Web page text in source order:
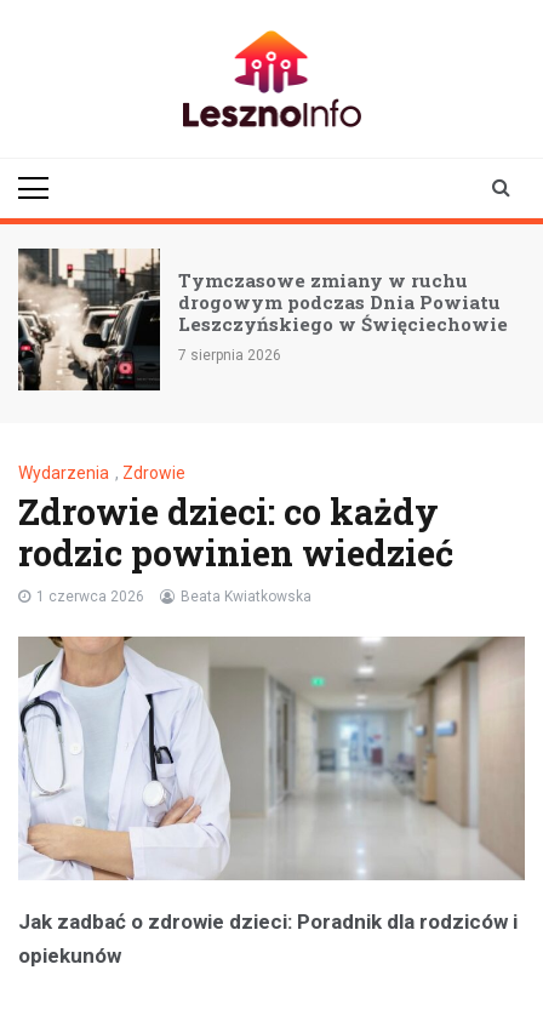
Tymczasowe zmiany w ruchu
drogowym podczas Dnia Powiatu
Leszczyńskiego w Święciechowie
7 sierpnia 2026
Wydarzenia , Zdrowie
Zdrowie dzieci: co każdy
rodzic powinien wiedzieć
1 czerwca 2026 Beata Kwiatkowska
Jak zadbać o zdrowie dzieci: Poradnik dla rodziców i
opiekunów